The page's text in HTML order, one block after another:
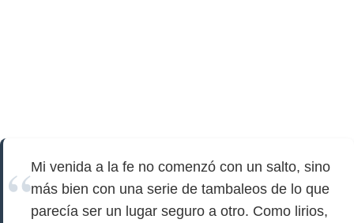
Mi venida a la fe no comenzó con un salto, sino
más bien con una serie de tambaleos de lo que
parecía ser un lugar seguro a otro. Como lirios,